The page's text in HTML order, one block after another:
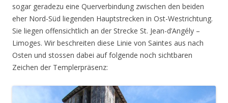
sogar geradezu eine Querverbindung zwischen den beiden
eher Nord-Süd liegenden Hauptstrecken in Ost-Westrichtung.
Sie liegen offensichtlich an der Strecke St. Jean-d’Angély –
Limoges. Wir beschreiten diese Linie von Saintes aus nach
Osten und stossen dabei auf folgende noch sichtbaren
Zeichen der Templerpräsenz: